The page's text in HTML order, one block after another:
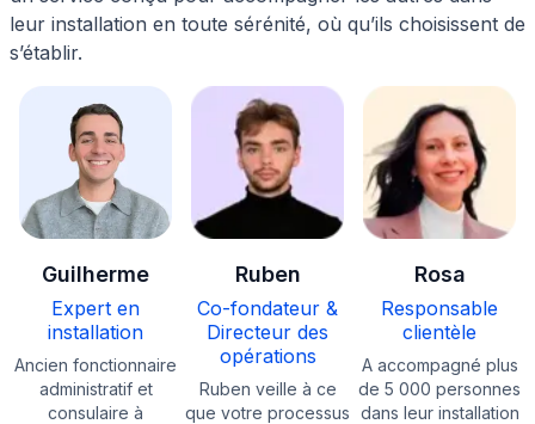
leur installation en toute sérénité, où qu’ils choisissent de
s’établir.
Guilherme
Expert en
installation
Ancien fonctionnaire
administratif et
consulaire à
Ruben
Co-fondateur &
Directeur des
opérations
Ruben veille à ce
que votre processus
Rosa
Responsable
clientèle
A accompagné plus
de 5 000 personnes
dans leur installation